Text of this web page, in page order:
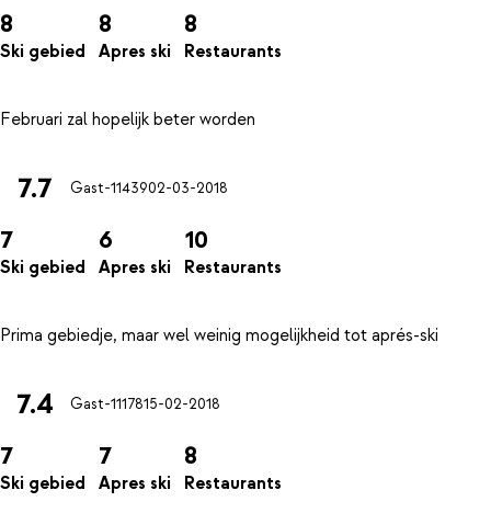
8
Ski gebied
8
Apres ski
8
Restaurants
7.7 Gast-1143902-03-2018
7
Ski gebied
6
Apres ski
10
Restaurants
7.4 Gast-1117815-02-2018
7
Ski gebied
7
Apres ski
8
Restaurants